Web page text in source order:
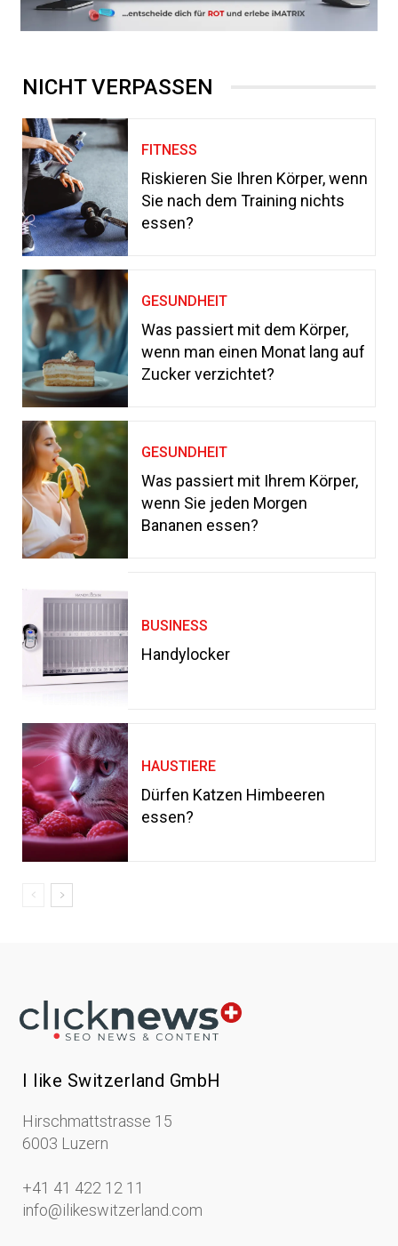
NICHT VERPASSEN
FITNESS
Riskieren Sie Ihren Körper, wenn
Sie nach dem Training nichts
essen?
GESUNDHEIT
Was passiert mit dem Körper,
wenn man einen Monat lang auf
Zucker verzichtet?
GESUNDHEIT
Was passiert mit Ihrem Körper,
wenn Sie jeden Morgen
Bananen essen?
BUSINESS
Handylocker
HAUSTIERE
Dürfen Katzen Himbeeren
essen?
I like Switzerland GmbH
Hirschmattstrasse 15
6003 Luzern
+41 41 422 12 11
info@ilikeswitzerland.com